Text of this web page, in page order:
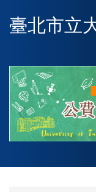
到
內
容
臺北市立